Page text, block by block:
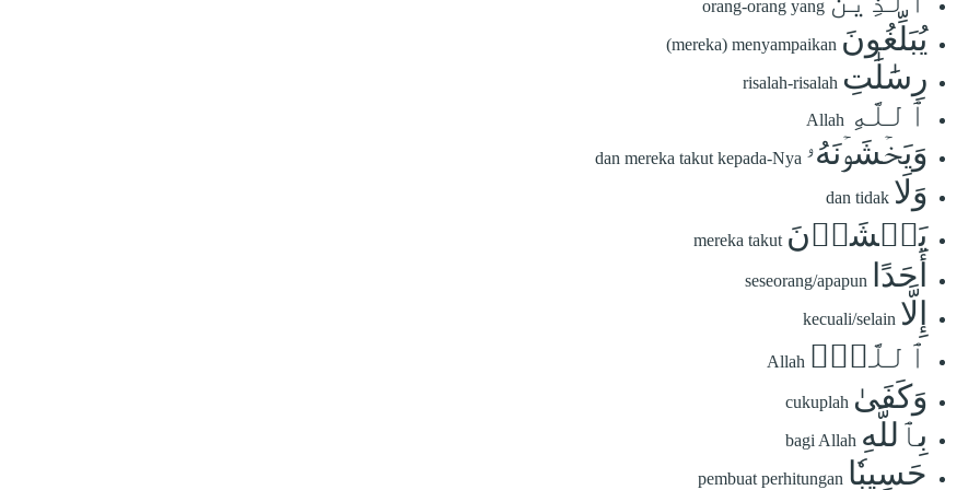
orang-orang yang
يُبَلِّغُونَ (mereka) menyampaikan
رِسَٰلَٰتِ risalah-risalah
ٱللَّهِ Allah
وَيَخۡشَوۡنَهُۥ dan mereka takut kepada-Nya
وَلَا dan tidak
يَخۡشَوۡنَ mereka takut
أَحَدًا seseorang/apapun
إِلَّا kecuali/selain
ٱللَّهَۗ Allah
وَكَفَىٰ cukuplah
بِٱللَّهِ bagi Allah
حَسِيبٗا pembuat perhitungan